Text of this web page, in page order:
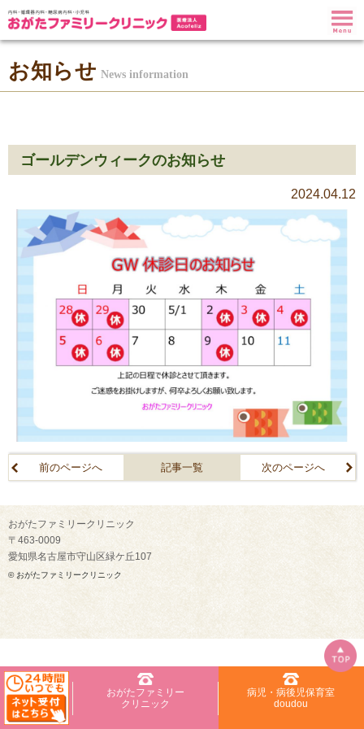
お知らせ News information
ゴールデンウィークのお知らせ
2024.04.12
前のページへ 記事一覧 次のページへ
おがたファミリークリニック
〒463-0009
愛知県名古屋市守山区緑ケ丘107
© おがたファミリークリニック
おがたファミリー
クリニック
病児・病後児保育室
doudou